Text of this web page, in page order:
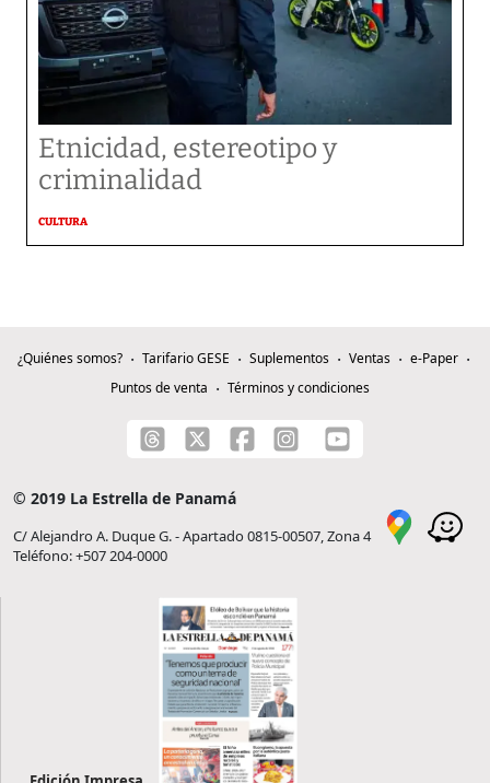
Etnicidad, estereotipo y
criminalidad
CULTURA
¿Quiénes somos? Tarifario GESE Suplementos Ventas
e-Paper
Puntos de venta
Términos y condiciones
© 2019 La Estrella de Panamá
C/ Alejandro A. Duque G. - Apartado 0815-00507, Zona 4
Teléfono: +507 204-0000